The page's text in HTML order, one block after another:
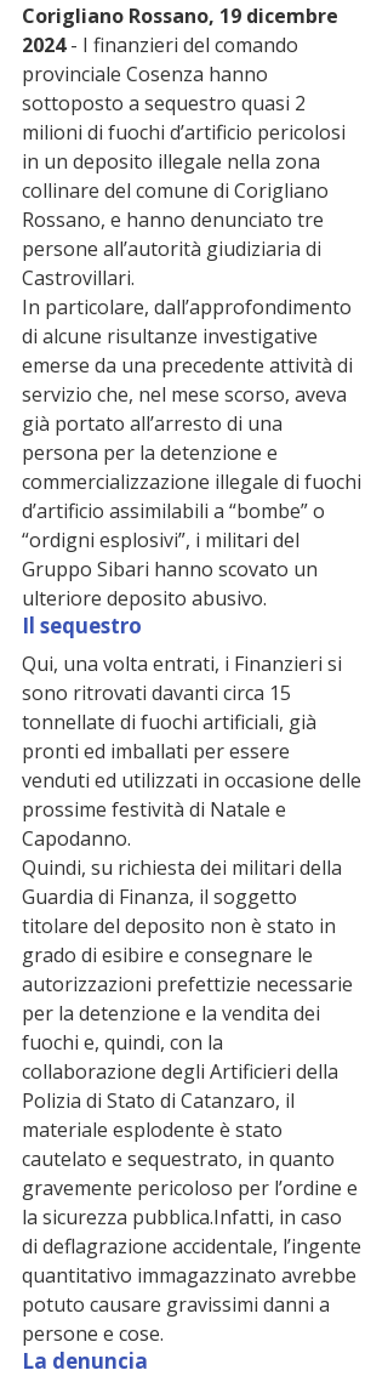
Corigliano Rossano, 19 dicembre
2024 - I finanzieri del comando
provinciale Cosenza hanno
sottoposto a sequestro quasi 2
milioni di fuochi d’artificio pericolosi
in un deposito illegale nella zona
collinare del comune di Corigliano
Rossano, e hanno denunciato tre
persone all’autorità giudiziaria di
Castrovillari.
In particolare, dall’approfondimento
di alcune risultanze investigative
emerse da una precedente attività di
servizio che, nel mese scorso, aveva
già portato all’arresto di una
persona per la detenzione e
commercializzazione illegale di fuochi
d’artificio assimilabili a “bombe” o
“ordigni esplosivi”, i militari del
Gruppo Sibari hanno scovato un
ulteriore deposito abusivo.
Il sequestro
Qui, una volta entrati, i Finanzieri si
sono ritrovati davanti circa 15
tonnellate di fuochi artificiali, già
pronti ed imballati per essere
venduti ed utilizzati in occasione delle
prossime festività di Natale e
Capodanno.
Quindi, su richiesta dei militari della
Guardia di Finanza, il soggetto
titolare del deposito non è stato in
grado di esibire e consegnare le
autorizzazioni prefettizie necessarie
per la detenzione e la vendita dei
fuochi e, quindi, con la
collaborazione degli Artificieri della
Polizia di Stato di Catanzaro, il
materiale esplodente è stato
cautelato e sequestrato, in quanto
gravemente pericoloso per l’ordine e
la sicurezza pubblica.Infatti, in caso
di deflagrazione accidentale, l’ingente
quantitativo immagazzinato avrebbe
potuto causare gravissimi danni a
persone e cose.
La denuncia